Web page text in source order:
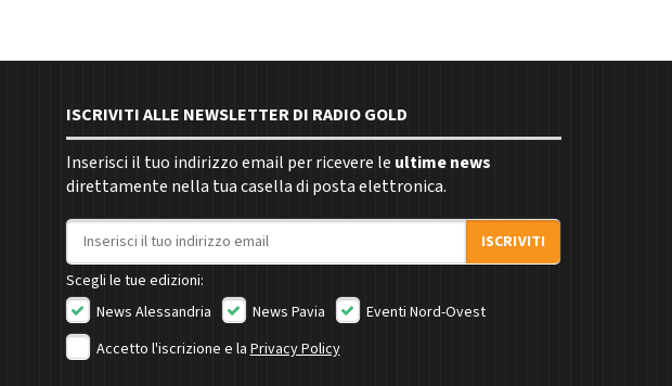
ISCRIVITI ALLE NEWSLETTER DI RADIO GOLD
Inserisci il tuo indirizzo email per ricevere le ultime news
direttamente nella tua casella di posta elettronica.
Indirizzo email
ISCRIVITI
Scegli le tue edizioni:
News Alessandria
News Pavia
Eventi Nord-Ovest
Accetto l'iscrizione e laPrivacy Policy